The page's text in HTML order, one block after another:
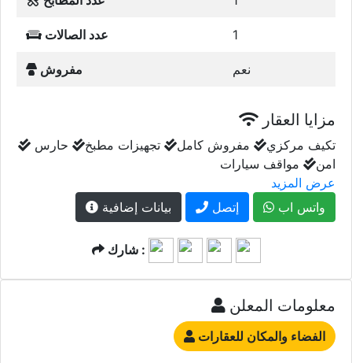
عدد الصالات 1
مفروش نعم
مزايا العقار
تكيف مركزي مفروش كامل تجهيزات مطبخ
حارس
امن
مواقف سيارات
عرض المزيد
بيانات إضافية
إتصل واتس اب
شارك :
معلومات المعلن
الفضاء والمكان للعقارات